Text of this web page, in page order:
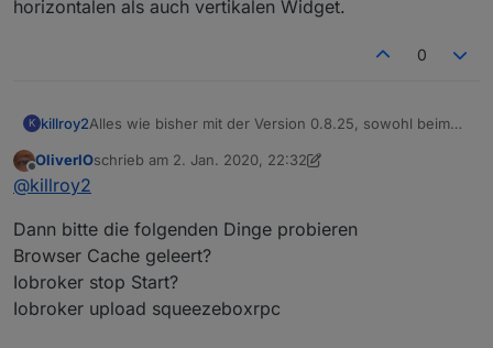
horizontalen als auch vertikalen Widget.
0
K killroy2Alles wie bisher mit der Version 0.8.25, sowohl beim
Offline
OliverIOschrieb am 2. Jan. 2020, 22:32
zuletzt editiert von OliverIO1. Feb. 2020, 23:34
@killroy2
Dann bitte die folgenden Dinge probieren
Browser Cache geleert?
Iobroker stop Start?
Iobroker upload squeezeboxrpc